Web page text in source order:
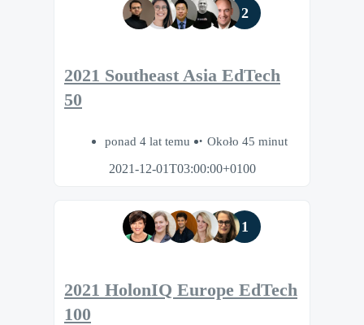
2
2021 Southeast Asia EdTech
50
ponad 4 lat temu
Około 45 minut
2021-12-01T03:00:00+0100
1
2021 HolonIQ Europe EdTech
100